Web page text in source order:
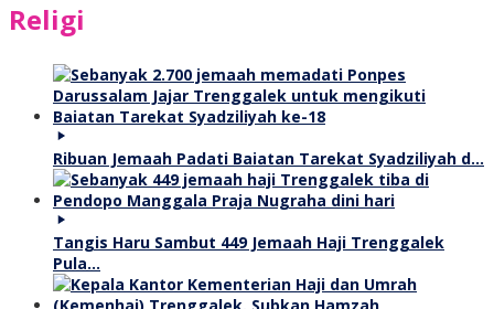
Religi
Ribuan Jemaah Padati Baiatan Tarekat Syadziliyah d…
Tangis Haru Sambut 449 Jemaah Haji Trenggalek
Pula…